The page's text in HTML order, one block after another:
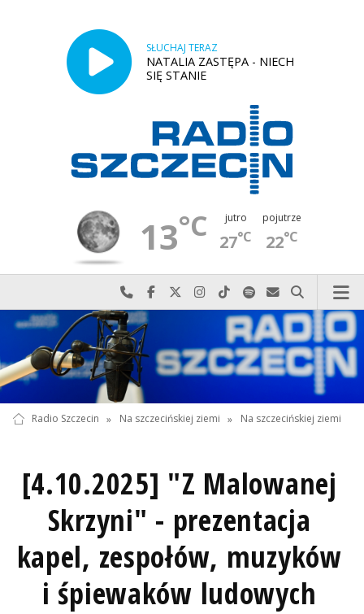
SŁUCHAJ TERAZ
NATALIA ZASTĘPA - NIECH
SIĘ STANIE
13°C jutro
27°C
pojutrze
22°C
Najlepiej po prostu do nas zadzwoń
Odwiedź nas na Facebook-u
Odwiedź nas na X
Odwiedź nas na Instagram-ie
Odwiedź nas na TikTok-u
Szukaj nas na Spotify
Wyślij do nas
Szukaj
Radio Szczecin » Na szczecińskiej ziemi » Na szczecińskiej ziemi
[4.10.2025] "Z Malowanej
Skrzyni" - prezentacja
kapel, zespołów, muzyków
i śpiewaków ludowych